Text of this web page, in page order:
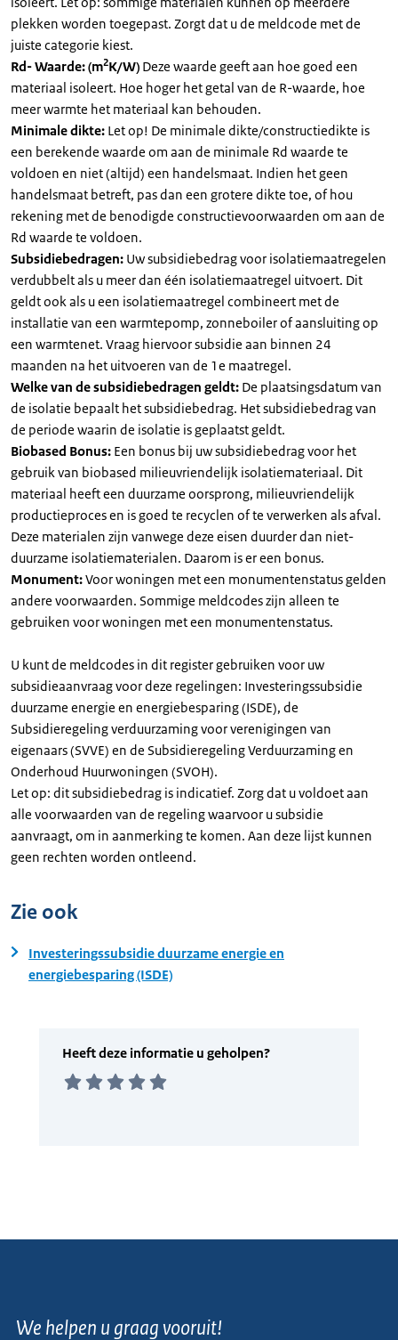
plekken worden toegepast. Zorgt dat u de meldcode met de
juiste categorie kiest.
Rd- Waarde: (m2K/W) Deze waarde geeft aan hoe goed een
materiaal isoleert. Hoe hoger het getal van de R-waarde, hoe
meer warmte het materiaal kan behouden.
Minimale dikte: Let op! De minimale dikte/constructiedikte is
een berekende waarde om aan de minimale Rd waarde te
voldoen en niet (altijd) een handelsmaat. Indien het geen
handelsmaat betreft, pas dan een grotere dikte toe, of hou
rekening met de benodigde constructievoorwaarden om aan de
Rd waarde te voldoen.
Subsidiebedragen: Uw subsidiebedrag voor isolatiemaatregelen
verdubbelt als u meer dan één isolatiemaatregel uitvoert. Dit
geldt ook als u een isolatiemaatregel combineert met de
installatie van een warmtepomp, zonneboiler of aansluiting op
een warmtenet. Vraag hiervoor subsidie aan binnen 24
maanden na het uitvoeren van de 1e maatregel.
Welke van de subsidiebedragen geldt: De plaatsingsdatum van
de isolatie bepaalt het subsidiebedrag. Het subsidiebedrag van
de periode waarin de isolatie is geplaatst geldt.
Biobased Bonus: Een bonus bij uw subsidiebedrag voor het
gebruik van biobased milieuvriendelijk isolatiemateriaal. Dit
materiaal heeft een duurzame oorsprong, milieuvriendelijk
productieproces en is goed te recyclen of te verwerken als afval.
Deze materialen zijn vanwege deze eisen duurder dan niet-
duurzame isolatiematerialen. Daarom is er een bonus.
Monument:Voor woningen met een monumentenstatus gelden
andere voorwaarden. Sommige meldcodes zijn alleen te
gebruiken voor woningen met een monumentenstatus.
U kunt de meldcodes in dit register gebruiken voor uw
subsidieaanvraag voor deze regelingen: Investeringssubsidie
duurzame energie en energiebesparing (ISDE), de
Subsidieregeling verduurzaming voor verenigingen van
eigenaars (SVVE) en de Subsidieregeling Verduurzaming en
Onderhoud Huurwoningen (SVOH).
Let op: dit subsidiebedrag is indicatief. Zorg dat u voldoet aan
alle voorwaarden van de regeling waarvoor u subsidie
aanvraagt, om in aanmerking te komen. Aan deze lijst kunnen
geen rechten worden ontleend.
Zie ook
Investeringssubsidie duurzame energie en
energiebesparing (ISDE)
We helpen u graag vooruit!